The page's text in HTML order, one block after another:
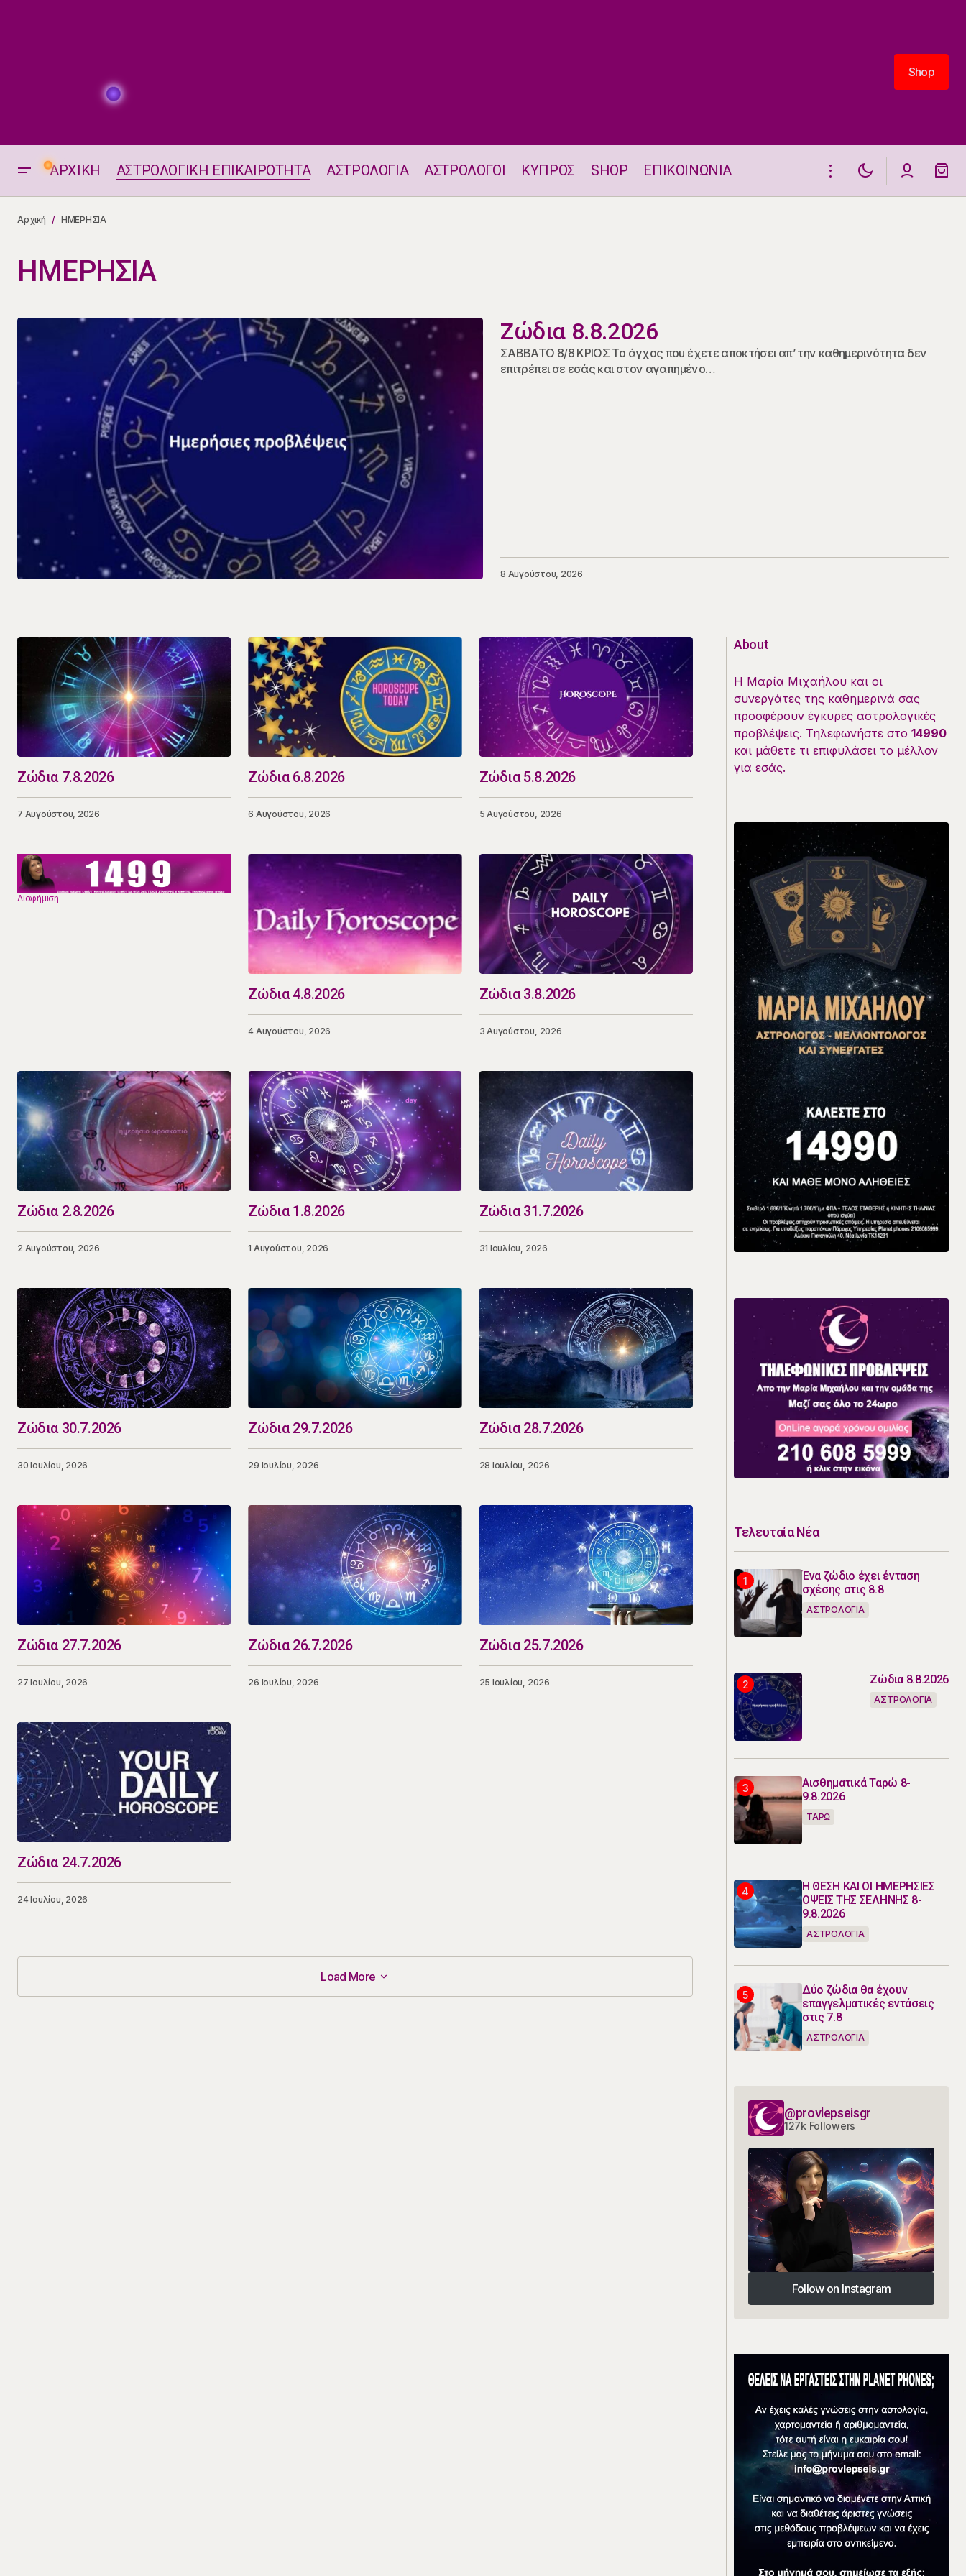
Shop
Shop
ΑΡΧΙΚΗ ΑΣΤΡΟΛΟΓΙΚΗ ΕΠΙΚΑΙΡΟΤΗΤΑ ΑΣΤΡΟΛΟΓΙΑ ΑΣΤΡΟΛΟΓΟΙ ΚΥΠΡΟΣ SHOP ΕΠΙΚΟΙΝΩΝΙΑ
Αρχική ΗΜΕΡΗΣΙΑ
ΗΜΕΡΗΣΙΑ
Ζώδια 8.8.2026
ΣΑΒΒΑΤΟ 8/8 ΚΡΙΟΣ Το άγχος που έχετε αποκτήσει απ’ την καθημερινότητα δεν
επιτρέπει σε εσάς και στον αγαπημένο…
8 Αυγούστου, 2026
Ζώδια 7.8.2026
7 Αυγούστου, 2026
Ζώδια 6.8.2026
6 Αυγούστου, 2026
Ζώδια 5.8.2026
5 Αυγούστου, 2026
Διαφήμιση
Ζώδια 4.8.2026
4 Αυγούστου, 2026
Ζώδια 3.8.2026
3 Αυγούστου, 2026
Ζώδια 2.8.2026
2 Αυγούστου, 2026
Ζώδια 1.8.2026
1 Αυγούστου, 2026
Ζώδια 31.7.2026
31 Ιουλίου, 2026
Ζώδια 30.7.2026
30 Ιουλίου, 2026
Ζώδια 29.7.2026
29 Ιουλίου, 2026
Ζώδια 28.7.2026
28 Ιουλίου, 2026
Ζώδια 27.7.2026
27 Ιουλίου, 2026
Ζώδια 26.7.2026
26 Ιουλίου, 2026
Ζώδια 25.7.2026
25 Ιουλίου, 2026
Ζώδια 24.7.2026
24 Ιουλίου, 2026
Load More
Load More
About
Η Μαρία Μιχαήλου και οι
συνεργάτες της καθημερινά σας
προσφέρουν έγκυρες αστρολογικές
προβλέψεις. Τηλεφωνήστε στο 14990
και μάθετε τι επιφυλάσει το μέλλον
για εσάς.
Τελευταία Νέα
Ένα ζώδιο έχει ένταση
σχέσης στις 8.8
ΑΣΤΡΟΛΟΓΙΑ
Ζώδια 8.8.2026
ΑΣΤΡΟΛΟΓΙΑ
Αισθηματικά Ταρώ 8-
9.8.2026
ΤΑΡΩ
Η ΘΕΣΗ ΚΑΙ ΟΙ ΗΜΕΡΗΣΙΕΣ
ΟΨΕΙΣ ΤΗΣ ΣΕΛΗΝΗΣ 8-
9.8.2026
ΑΣΤΡΟΛΟΓΙΑ
Δύο ζώδια θα έχουν
επαγγελματικές εντάσεις
στις 7.8
ΑΣΤΡΟΛΟΓΙΑ
@provlepseisgr
127k Followers
Follow on Instagram
Follow on Instagram